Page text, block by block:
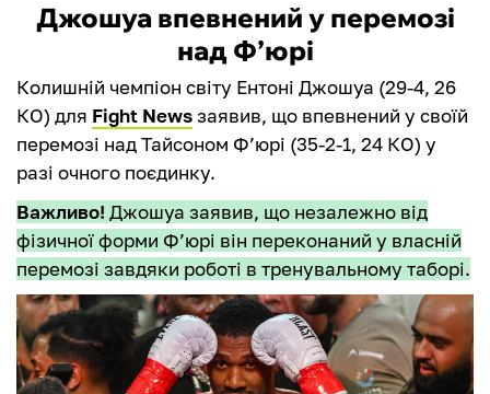
Джошуа впевнений у перемозі
над Ф’юрі
Колишній чемпіон світу Ентоні Джошуа (29-4, 26
КО) для Fight Newsзаявив, що впевнений у своїй
перемозі над Тайсоном Ф’юрі (35-2-1, 24 КО) у
разі очного поєдинку.
Важливо! Джошуа заявив, що незалежно від
фізичної форми Ф’юрі він переконаний у власній
перемозі завдяки роботі в тренувальному таборі.